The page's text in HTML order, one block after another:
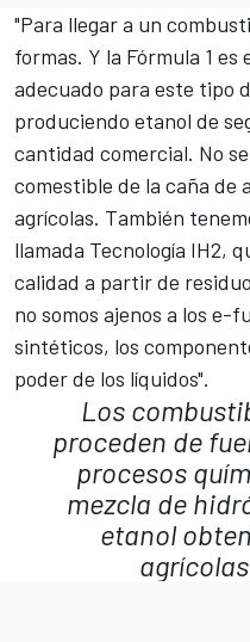
"Para llegar a un
formas. Y la Fórmula 1 es
adecuado para este tipo
produciendo etanol de
cantidad comercial. No
comestible de la caña de
agrícolas. También
llamada Tecnología IH2,
calidad a partir de
no somos ajenos a los e-
sintéticos, los
poder de los líquidos".
Los
proceden de
procesos
mezcla de
etanol